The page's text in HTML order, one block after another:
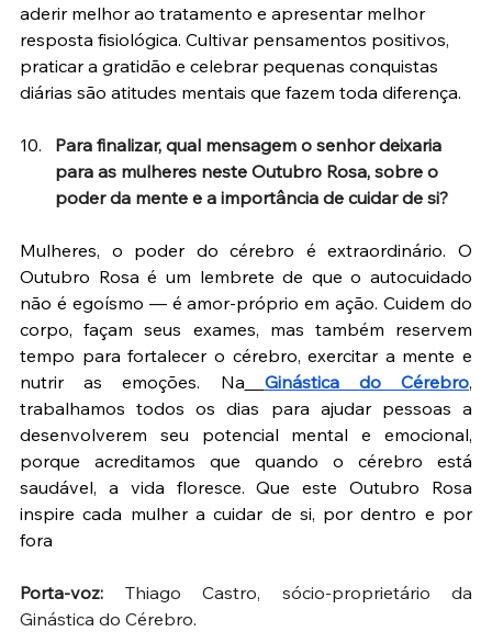
aderir melhor ao tratamento e apresentar melhor
resposta fisiológica. Cultivar pensamentos positivos,
praticar a gratidão e celebrar pequenas conquistas
diárias são atitudes mentais que fazem toda diferença.
Para finalizar, qual mensagem o senhor deixaria
para as mulheres neste Outubro Rosa, sobre o
poder da mente e a importância de cuidar de si?
Mulheres, o poder do cérebro é extraordinário. O
Outubro Rosa é um lembrete de que o autocuidado
não é egoísmo — é amor-próprio em ação. Cuidem do
corpo, façam seus exames, mas também reservem
tempo para fortalecer o cérebro, exercitar a mente e
nutrir as emoções. Na
Ginástica do Cérebro,
trabalhamos todos os dias para ajudar pessoas a
desenvolverem seu potencial mental e emocional,
porque acreditamos que quando o cérebro está
saudável, a vida floresce. Que este Outubro Rosa
inspire cada mulher a cuidar de si, por dentro e por
fora
Porta-voz: Thiago Castro, sócio-proprietário da
Ginástica do Cérebro.